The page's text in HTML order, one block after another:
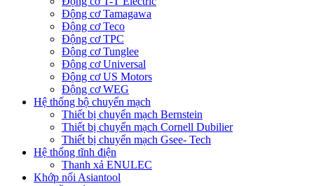
Động cơ Tamagawa
Động cơ Teco
Động cơ TPC
Động cơ Tunglee
Động cơ Universal
Động cơ US Motors
Động cơ WEG
Hệ thống bộ chuyển mạch
Thiết bị chuyển mạch Bernstein
Thiết bị chuyển mạch Cornell Dubilier
Thiết bị chuyển mạch Gsee- Tech
Hệ thống tĩnh điện
Thanh xả ENULEC
Khớp nối Asiantool